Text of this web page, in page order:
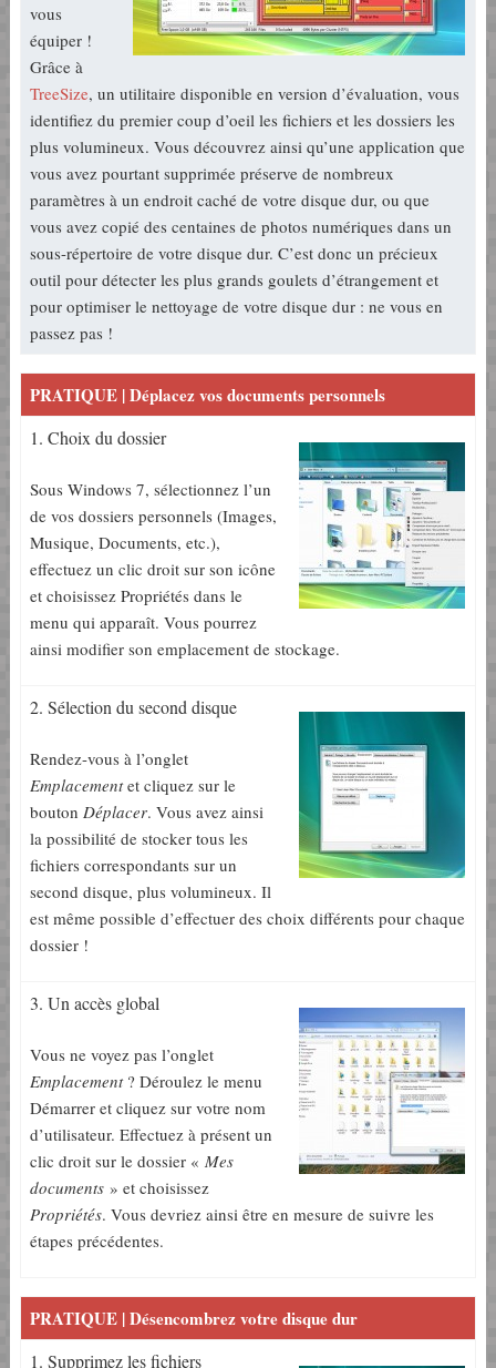
vous
équiper !
Grâce à
TreeSize, un utilitaire disponible en version d’évaluation, vous
identifiez du premier coup d’oeil les fichiers et les dossiers les
plus volumineux. Vous découvrez ainsi qu’une application que
vous avez pourtant supprimée préserve de nombreux
paramètres à un endroit caché de votre disque dur, ou que
vous avez copié des centaines de photos numériques dans un
sous-répertoire de votre disque dur. C’est donc un précieux
outil pour détecter les plus grands goulets d’étrangement et
pour optimiser le nettoyage de votre disque dur : ne vous en
passez pas !
PRATIQUE | Déplacez vos documents personnels
1. Choix du dossier
Sous Windows 7, sélectionnez l’un
de vos dossiers personnels (Images,
Musique, Documents, etc.),
effectuez un clic droit sur son icône
et choisissez Propriétés dans le
menu qui apparaît. Vous pourrez
ainsi modifier son emplacement de stockage.
2. Sélection du second disque
Rendez-vous à l’onglet
Emplacementet cliquez sur le
bouton Déplacer. Vous avez ainsi
la possibilité de stocker tous les
fichiers correspondants sur un
second disque, plus volumineux. Il
est même possible d’effectuer des choix différents pour chaque
dossier !
3. Un accès global
Vous ne voyez pas l’onglet
Emplacement? Déroulez le menu
Démarrer et cliquez sur votre nom
d’utilisateur. Effectuez à présent un
clic droit sur le dossier « Mes
documents» et choisissez
Propriétés. Vous devriez ainsi être en mesure de suivre les
étapes précédentes.
PRATIQUE | Désencombrez votre disque dur
1. Supprimez les fichiers